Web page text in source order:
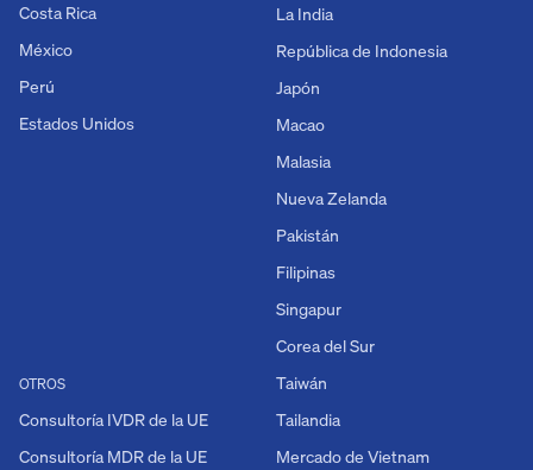
Costa Rica
México
Perú
Estados Unidos
OTROS
Consultoría IVDR de la UE
Consultoría MDR de la UE
La India
República de Indonesia
Japón
Macao
Malasia
Nueva Zelanda
Pakistán
Filipinas
Singapur
Corea del Sur
Taiwán
Tailandia
Mercado de Vietnam